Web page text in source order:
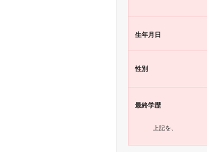
生年月日
性別
最終学歴
上記を、